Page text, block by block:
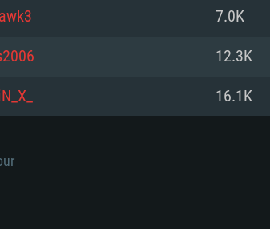
Go (client minimal)
Go (client minimal)
Internet à haut débit
Go (client minimal)
7.0K
12.3K
16.1K